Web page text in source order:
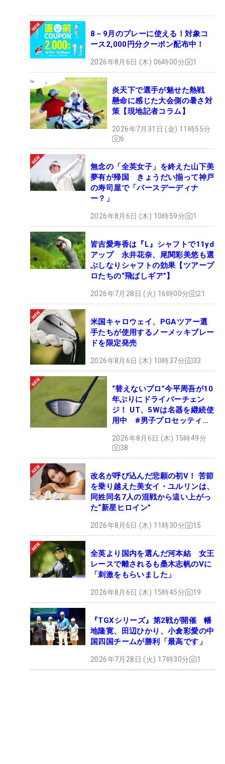
8－9月のプレーに使える！対象コ
ース2,000円分クーポン配布中！
2026年8月6日 (木) 06時00分 1
炎天下で選手が魅せた熱戦
懸命に感じた大会側の暑さ対
策【現地記者コラム】
2026年7月31日 (金) 11時55分
6
無念の「全英女子」を終えた山下美
夢有が帰国 きょうだい揃って神戸
の寿司屋で「バースデーディナ
ー？」
2026年8月6日 (木) 10時59分 1
皆吉愛寿香は『L』シャフトで11yd
アップ 永井花奈、尾関彩美悠も選
ぶしなりシャフトの効果【ツアープ
ロたちの“飛ばしギア”】
2026年7月28日 (火) 16時00分 21
米国キャロウェイ、PGAツアー選
手たちが使用するノーメッキブレー
ドを限定発売
2026年8月6日 (木) 10時37分 33
“替えないプロ”今平周吾が10
年ぶりにドライバーチェン
ジ！ UT、5Wは名器を継続使
用中 #男子プロセッティン
2026年8月6日 (木) 15時49分
38
改名が呼び込んだ悲願の初V！ 苦節
を乗り越えた美女イ・ユルリンは、
同姓同名7人の混戦から這い上がっ
た“新星ヒロイン”
2026年8月6日 (木) 11時30分 15
全英より国内を選んだ河本結 女王
レースで離されるも桑木志帆のVに
「刺激をもらいました」
2026年8月6日 (木) 15時45分 19
『TGXシリーズ』第2戦が開催 幡
地隆寛、田辺ひかり、小倉彩愛の中
国四国チームが勝利「最高です」
2026年7月28日 (火) 17時30分 1